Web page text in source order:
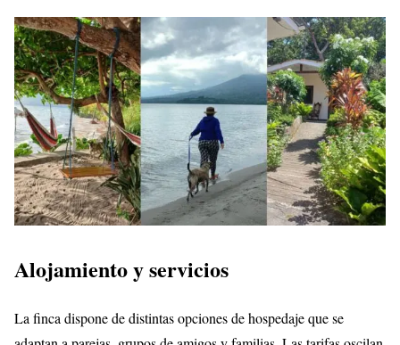
Alojamiento y servicios
La finca dispone de distintas opciones de hospedaje que se